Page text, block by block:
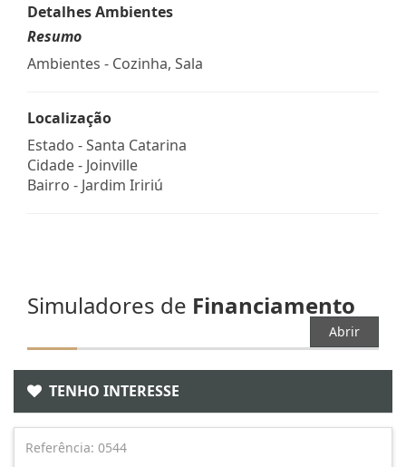
Detalhes Ambientes
Resumo
Ambientes - Cozinha, Sala
Localização
Estado -Santa Catarina
Cidade - Joinville
Bairro - Jardim Iririú
Simuladores de Financiamento
Abrir
TENHO INTERESSE